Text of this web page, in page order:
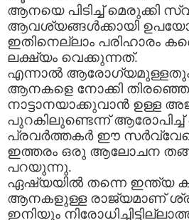
ആനയെ പിടിച്ച് മെരുക്കി
ആവശ്യങ്ങള്‍ക്കായി
ഇതിനെല്ലാം പരിഹാരം
ലക്ഷ്യം വെക്കുന്നത്.
എന്നാല്‍ ആരോഗ്യമുള്ളതും
ആനകളെ നോക്കി
നാട്ടാനയാക്കുവാന്‍ ഉള്ള
പുറകിലുണ്ടെന്ന് ആരോപിച്ച്
പ്രവര്‍ത്തകര്‍ ഈ
ഇത്തരം ഒരു ആലോചന
പറയുന്നു.
ഏഷ്യയില്‍ തന്നെ ഇന്ത്യ
ആനകളുള്ള രാജ്യമാണ്
ഇനിയും